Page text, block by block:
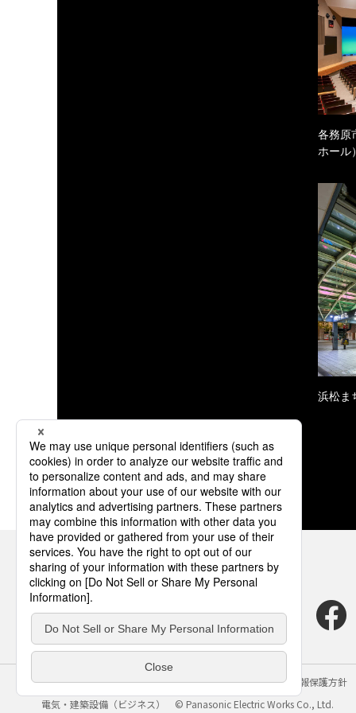
各務原
ホール
浜松ま
サイトのご利用にあたって クッキーポリシー
個人情報保護方針
電気・建築設備（ビジネス）
© Panasonic Electric Works Co., Ltd.